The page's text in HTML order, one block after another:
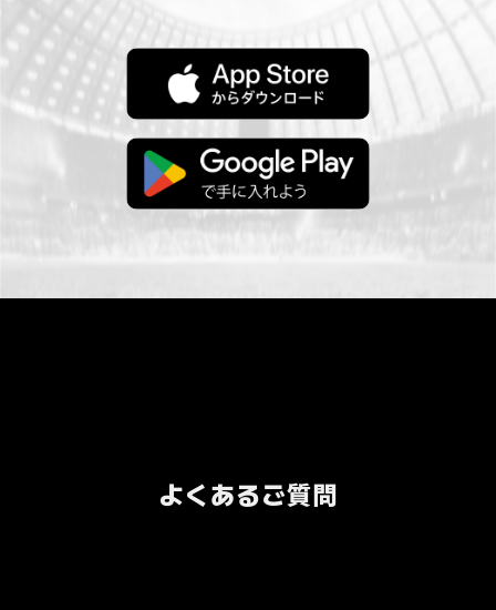
よくあるご質問